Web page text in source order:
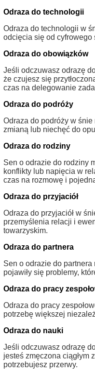
Odraza do technologii
Odraza do technologii w
odcięcia się od cyfrowego
Odraza do obowiązków
Jeśli odczuwasz odrazę
że czujesz się
czas na delegowanie
Odraza do podróży
Odraza do podróży w
zmianą lub niechęć do
Odraza do rodziny
Sen o odrazie do rodziny
konflikty lub napięcia w
czas na rozmowę i
Odraza do przyjaciół
Odraza do przyjaciół w
przemyślenia relacji i
towarzyskim.
Odraza do partnera
Sen o odrazie do
pojawiły się problemy,
Odraza do pracy
Odraza do pracy
potrzebę większej
Odraza do nauki
Jeśli odczuwasz odrazę
jesteś zmęczona ciągłym
potrzebujesz przerwy.